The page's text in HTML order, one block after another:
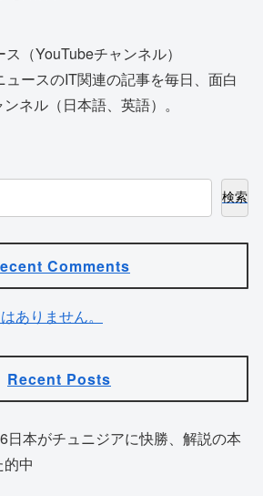
（YouTubeチャンネル）
ュースのIT関連の記事を毎日、面白
ネル（日本語、英語）。
検索
Comments
ありません。
Recent Posts
日本がチュニジアに快勝、解説の本
中